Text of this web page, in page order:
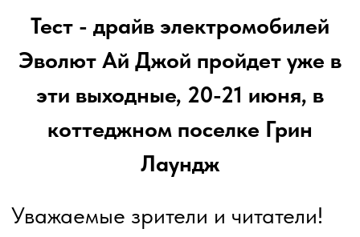
директором своей компании, у
которой есть автопарк служебных
автомобилей, то эта статья будет
очень полезной для вас!
Итак сегодня, в 2026 году, на
нашей планете есть страны, где
количество электромобилей на
Китай, а также есть страны,